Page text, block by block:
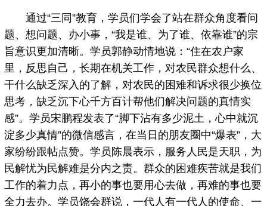
通过“三同”教育，学员们学会了站在群众角度看问
题、想问题、办小事，“我是谁、为了谁、依靠谁”的宗
旨意识更加清晰。学员郭静动情地说：“住在农户家
里，反思自己，长期在机关工作，对农民群众想什么、
干什么缺乏深入的了解，对农民的困难和诉求很少换位
思考，缺乏沉下心千方百计帮他们解决问题的真情实
感”。学员宋鹏程发表了“脚下沾有多少泥土，心中就沉
淀多少真情”的微信感言，在当日的朋友圈中“爆表”，大
家纷纷跟帖点赞。学员陈晨表示，服务人民是天职，为
民解忧为民解难是分内之责。群众的困难疾苦就是我们
工作的着力点，再小的事也要用心去做，再难的事也要
全力去办。学员饶会群说，一代人有一代人的使命、一